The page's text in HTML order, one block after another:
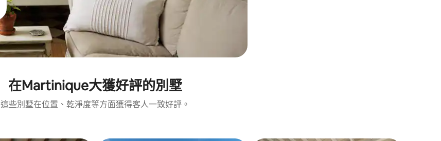
在Martinique大獲好評的別墅
這些別墅在位置、乾淨度等方面獲得客人一致好評。